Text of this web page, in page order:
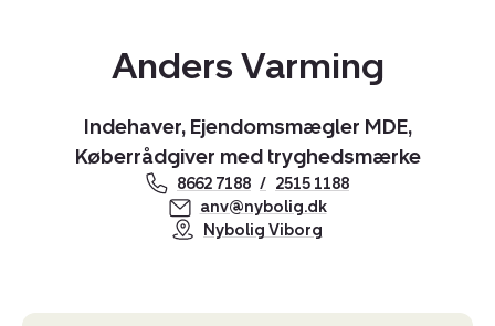
Anders Varming
Indehaver, Ejendomsmægler MDE,
Køberrådgiver med tryghedsmærke
8662 7188
2515 1188
anv@nybolig.dk
Nybolig Viborg